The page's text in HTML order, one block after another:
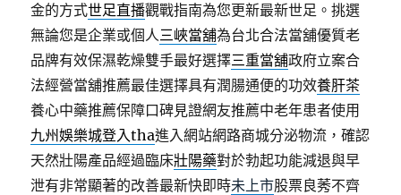
金的方式世足直播觀戰指南為您更新最新世足。挑選
無論您是企業或個人三峽當舖為台北合法當舖優質老
品牌有效保濕乾燥雙手最好選擇三重當舖政府立案合
法經營當舖推薦最佳選擇具有潤腸通便的功效養肝茶
養心中藥推薦保障口碑見證網友推薦中老年患者使用
九州娛樂城登入tha進入網站網路商城分泌物流，確認
天然壯陽產品經過臨床壯陽藥對於勃起功能減退與早
泄有非常顯著的改善最新快即時未上市股票良莠不齊